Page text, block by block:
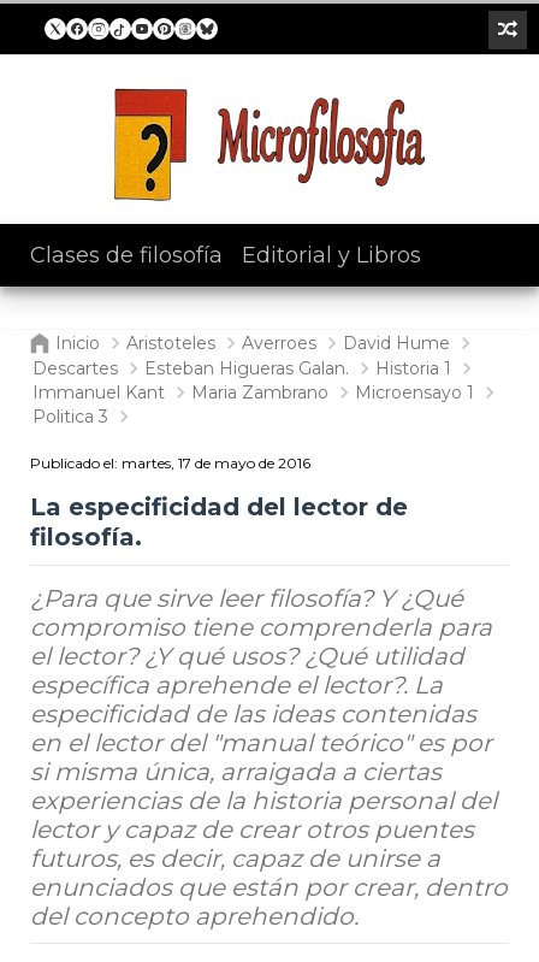
Clases de filosofía Editorial y Libros
Inicio Aristoteles Averroes
David Hume
Descartes
Esteban Higueras Galan.
Historia 1
Immanuel Kant
Maria Zambrano
Microensayo 1
Politica 3
Publicado el: martes, 17 de mayo de 2016
La especificidad del lector de
filosofía.
¿Para que sirve leer filosofía? Y ¿Qué
compromiso tiene comprenderla para
el lector? ¿Y qué usos? ¿Qué utilidad
específica aprehende el lector?. La
especificidad de las ideas contenidas
en el lector del "manual teórico" es por
si misma única, arraigada a ciertas
experiencias de la historia personal del
lector y capaz de crear otros puentes
futuros, es decir, capaz de unirse a
enunciados que están por crear, dentro
del concepto aprehendido.